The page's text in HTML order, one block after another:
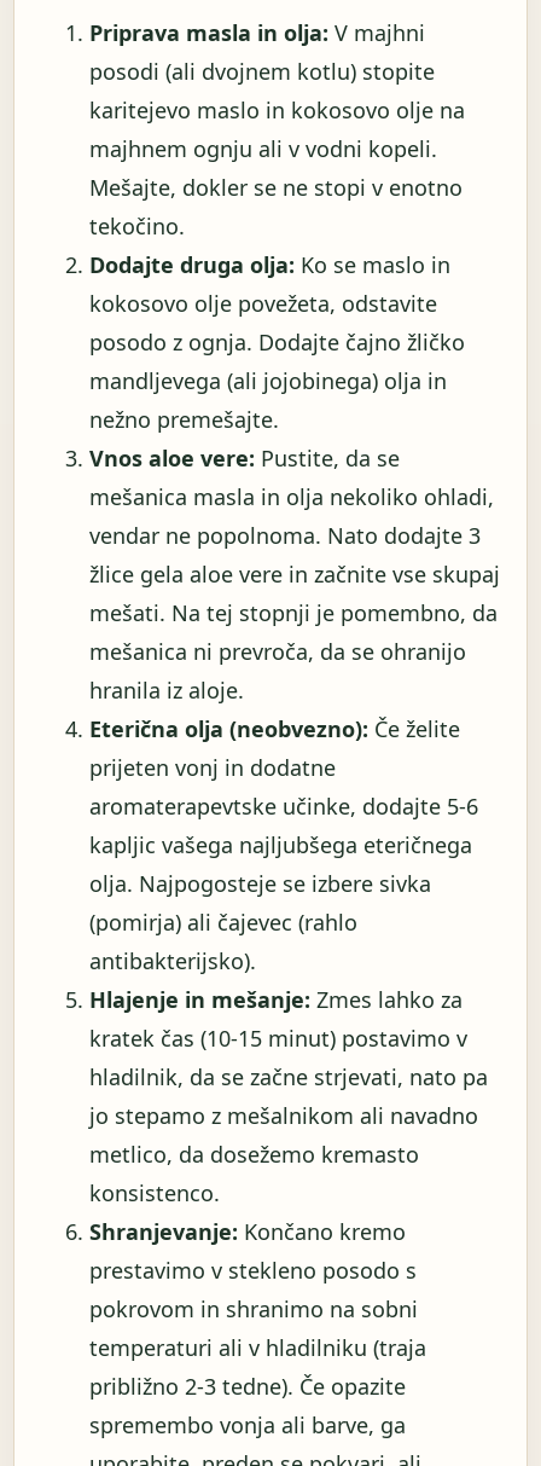
Priprava masla in olja: V majhni
posodi (ali dvojnem kotlu) stopite
karitejevo maslo in kokosovo olje na
majhnem ognju ali v vodni kopeli.
Mešajte, dokler se ne stopi v enotno
tekočino.
Dodajte druga olja: Ko se maslo in
kokosovo olje povežeta, odstavite
posodo z ognja. Dodajte čajno žličko
mandljevega (ali jojobinega) olja in
nežno premešajte.
Vnos aloe vere: Pustite, da se
mešanica masla in olja nekoliko ohladi,
vendar ne popolnoma. Nato dodajte 3
žlice gela aloe vere in začnite vse skupaj
mešati. Na tej stopnji je pomembno, da
mešanica ni prevroča, da se ohranijo
hranila iz aloje.
Eterična olja (neobvezno): Če želite
prijeten vonj in dodatne
aromaterapevtske učinke, dodajte 5-6
kapljic vašega najljubšega eteričnega
olja. Najpogosteje se izbere sivka
(pomirja) ali čajevec (rahlo
antibakterijsko).
Hlajenje in mešanje: Zmes lahko za
kratek čas (10-15 minut) postavimo v
hladilnik, da se začne strjevati, nato pa
jo stepamo z mešalnikom ali navadno
metlico, da dosežemo kremasto
konsistenco.
Shranjevanje: Končano kremo
prestavimo v stekleno posodo s
pokrovom in shranimo na sobni
temperaturi ali v hladilniku (traja
približno 2-3 tedne). Če opazite
spremembo vonja ali barve, ga